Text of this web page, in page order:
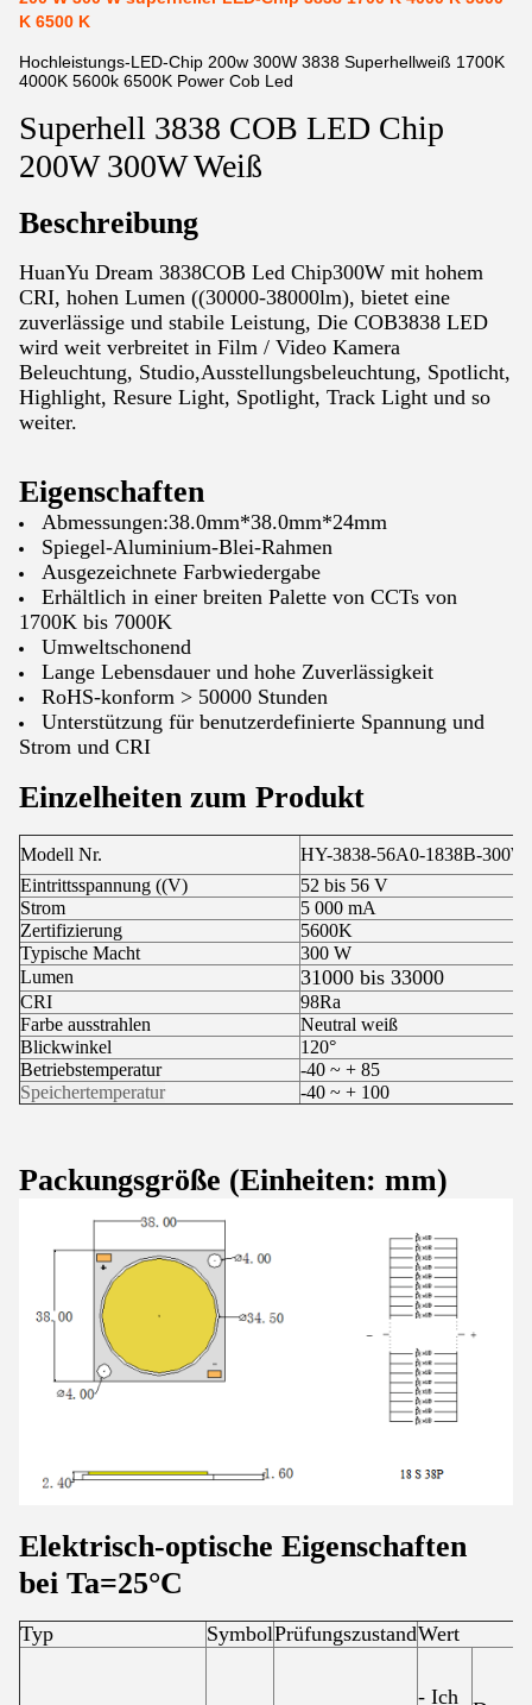
K 6500 K
Hochleistungs-LED-Chip 200w 300W 3838 Superhellweiß 1700K
4000K 5600k 6500K Power Cob Led
Superhell 3838 COB LED Chip
200W 300W Weiß
Beschreibung
HuanYu Dream 3838COB Led Chip300W mit hohem
CRI, hohen Lumen ((30000-38000lm), bietet eine
zuverlässige und stabile Leistung, Die COB3838 LED
wird weit verbreitet in Film / Video Kamera
Beleuchtung, Studio,Ausstellungsbeleuchtung, Spotlicht,
Highlight, Resure Light, Spotlight, Track Light und so
weiter.
Eigenschaften
Abmessungen:38.0mm*38.0mm*24mm
Spiegel-Aluminium-Blei-Rahmen
Ausgezeichnete Farbwiedergabe
Erhältlich in einer breiten Palette von CCTs von
1700K bis 7000K
Umweltschonend
Lange Lebensdauer und hohe Zuverlässigkeit
RoHS-konform > 50000 Stunden
Unterstützung für benutzerdefinierte Spannung und
Strom und CRI
Einzelheiten zum Produkt
Modell Nr.
HY-3838-56A0-1838B-300W
Eintrittsspannung ((V)
52 bis 56 V
Strom
5 000 mA
Zertifizierung
5600K
Typische Macht
300 W
Lumen
31000 bis 33000
CRI
98Ra
Farbe ausstrahlen
Neutral weiß
Blickwinkel
120°
Betriebstemperatur
-40 ~ + 85
Speichertemperatur
-40 ~ + 100
Packungsgröße (Einheiten: mm)
Elektrisch-optische Eigenschaften
bei Ta=25°C
Typ SymbolPrüfungszustandWert
- Ich